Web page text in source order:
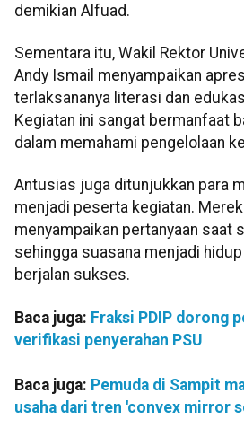
demikian Alfuad.
Sementara itu, Wakil Rektor
Andy Ismail menyampaikan
terlaksananya literasi dan
Kegiatan ini sangat bermanfaat
dalam memahami pengelolaan
Antusias juga ditunjukkan para
menjadi peserta kegiatan.
menyampaikan pertanyaan saat
sehingga suasana menjadi
berjalan sukses.
Baca juga: Fraksi PDIP dorong
verifikasi penyerahan PSU
Baca juga: Pemuda di Sampit
usaha dari tren 'convex mirror